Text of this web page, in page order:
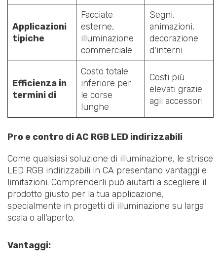
Applicazioni
tipiche
Facciate
esterne,
illuminazione
commerciale
Segni,
animazioni,
decorazione
d'interni
Efficienza in
termini di
Costo totale
inferiore per
le corse
lunghe
Costi più
elevati grazie
agli accessori
Pro e contro di AC RGB LED indirizzabili
Come qualsiasi soluzione di illuminazione, le strisce
LED RGB indirizzabili in CA presentano vantaggi e
limitazioni. Comprenderli può aiutarti a scegliere il
prodotto giusto per la tua applicazione,
specialmente in progetti di illuminazione su larga
scala o all'aperto.
Vantaggi: